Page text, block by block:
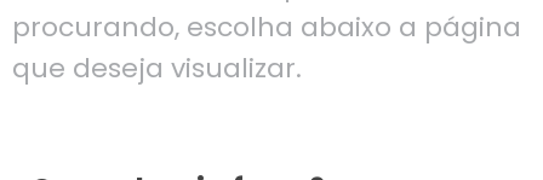
procurando, escolha abaixo a página
que deseja visualizar.